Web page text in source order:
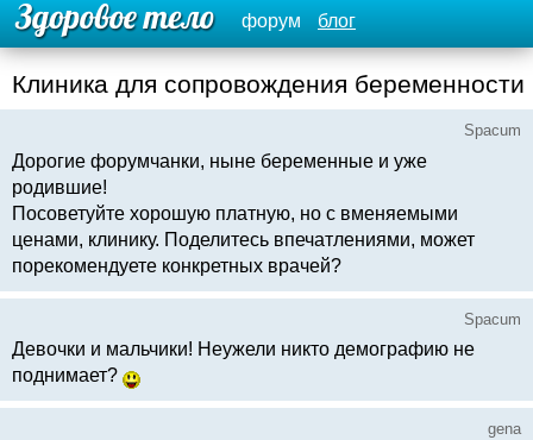
форум блог
Клиника для сопровождения беременности
Spacum
Дорогие форумчанки, ныне беременные и уже
родившие!
Посоветуйте хорошую платную, но с вменяемыми
ценами, клинику. Поделитесь впечатлениями, может
порекомендуете конкретных врачей?
Spacum
Девочки и мальчики! Неужели никто демографию не
поднимает?
gena